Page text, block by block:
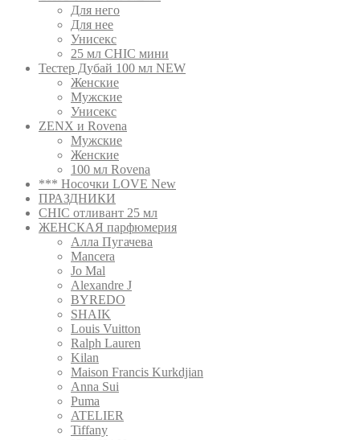
Для него
Для нее
Унисекс
25 мл CHIC мини
Тестер Дубай 100 мл NEW
Женские
Мужские
Унисекс
ZENX и Rovena
Мужские
Женские
100 мл Rovena
*** Носочки LOVE New
ПРАЗДНИКИ
CHIC отливант 25 мл
ЖЕНСКАЯ парфюмерия
Алла Пугачева
Mancera
Jo Mal
Alexandre J
BYREDO
SHAIK
Louis Vuitton
Ralph Lauren
Kilan
Maison Francis Kurkdjian
Anna Sui
Puma
ATELIER
Tiffany